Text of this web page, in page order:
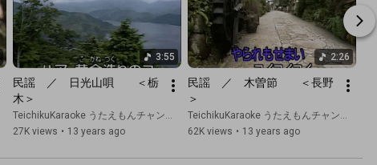
3:55
民謡　／　日光山唄　　＜栃
木＞
TeichikuKaraoke うたえもんチャンネル
27K views • 13 years ago
2:26
民謡　／　木曽節　　＜長野
＞
TeichikuKaraoke うたえもんチャンネル
62K views • 13 years ago